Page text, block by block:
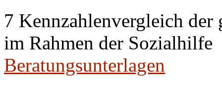
7 Kennzahlenvergleich
im Rahmen der Sozialhilfe
Beratungsunterlagen